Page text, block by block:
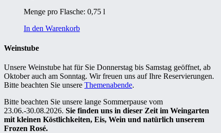
Menge pro Flasche: 0,75 l
In den Warenkorb
Weinstube
Unsere Weinstube hat für Sie Donnerstag bis Samstag geöffnet, ab
Oktober auch am Sonntag. Wir freuen uns auf Ihre Reservierungen.
Bitte beachten Sie unsere Themenabende.
Bitte beachten Sie unsere lange Sommerpause vom
23.06.-30.08.2026. Sie finden uns in dieser Zeit im Weingarten
mit kleinen Köstlichkeiten, Eis, Wein und natürlich unserem
Frozen Rosé.